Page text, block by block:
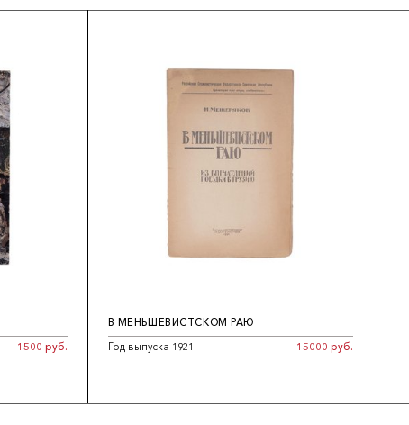
1500 руб.
В МЕНЬШЕВИСТСКОМ РАЮ
Год выпуска 1921
15000 руб.